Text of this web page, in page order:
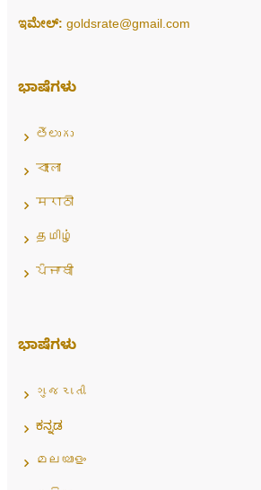
ಇಮೇಲ್: goldsrate@gmail.com
ಭಾಷೆಗಳು
తెలుగు
বাংলা
मराठी
தமிழ்
ਪੰਜਾਬੀ
ಭಾಷೆಗಳು
ગુજરાતી
ಕನ್ನಡ
മലയാളം